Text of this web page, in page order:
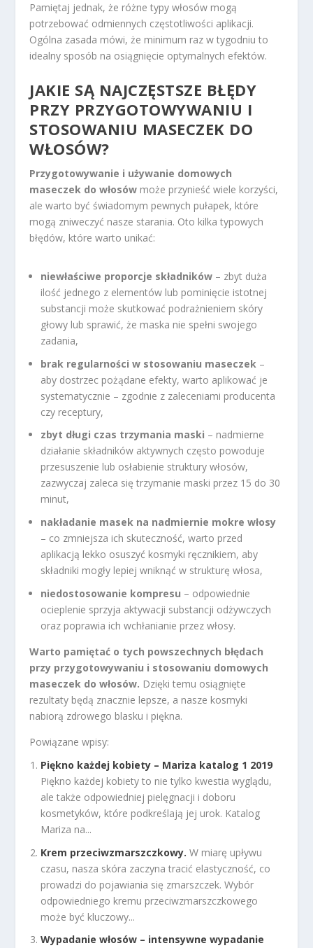
Pamiętaj jednak, że różne typy włosów mogą
potrzebować odmiennych częstotliwości aplikacji.
Ogólna zasada mówi, że minimum raz w tygodniu to
idealny sposób na osiągnięcie optymalnych efektów.
JAKIE SĄ NAJCZĘSTSZE BŁĘDY
PRZY PRZYGOTOWYWANIU I
STOSOWANIU MASECZEK DO
WŁOSÓW?
Przygotowywanie i używanie domowych
maseczek do włosów może przynieść wiele korzyści,
ale warto być świadomym pewnych pułapek, które
mogą zniweczyć nasze starania. Oto kilka typowych
błędów, które warto unikać:
niewłaściwe proporcje składników – zbyt duża
ilość jednego z elementów lub pominięcie istotnej
substancji może skutkować podrażnieniem skóry
głowy lub sprawić, że maska nie spełni swojego
zadania,
brak regularności w stosowaniu maseczek –
aby dostrzec pożądane efekty, warto aplikować je
systematycznie – zgodnie z zaleceniami producenta
czy receptury,
zbyt długi czas trzymania maski – nadmierne
działanie składników aktywnych często powoduje
przesuszenie lub osłabienie struktury włosów,
zazwyczaj zaleca się trzymanie maski przez 15 do 30
minut,
nakładanie masek na nadmiernie mokre włosy
– co zmniejsza ich skuteczność, warto przed
aplikacją lekko osuszyć kosmyki ręcznikiem, aby
składniki mogły lepiej wniknąć w strukturę włosa,
niedostosowanie kompresu – odpowiednie
ocieplenie sprzyja aktywacji substancji odżywczych
oraz poprawia ich wchłanianie przez włosy.
Warto pamiętać o tych powszechnych błędach
przy przygotowywaniu i stosowaniu domowych
maseczek do włosów. Dzięki temu osiągnięte
rezultaty będą znacznie lepsze, a nasze kosmyki
nabiorą zdrowego blasku i piękna.
Powiązane wpisy:
Piękno każdej kobiety – Mariza katalog 1 2019
Piękno każdej kobiety to nie tylko kwestia wyglądu,
ale także odpowiedniej pielęgnacji i doboru
kosmetyków, które podkreślają jej urok. Katalog
Mariza na...
Krem przeciwzmarszczkowy. W miarę upływu
czasu, nasza skóra zaczyna tracić elastyczność, co
prowadzi do pojawiania się zmarszczek. Wybór
odpowiedniego kremu przeciwzmarszczkowego
może być kluczowy...
Wypadanie włosów – intensywne wypadanie